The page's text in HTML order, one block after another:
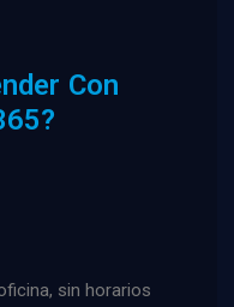
Con
sin horarios